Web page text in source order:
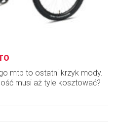
mtb to ostatni krzyk mody.
musi aż tyle kosztować?